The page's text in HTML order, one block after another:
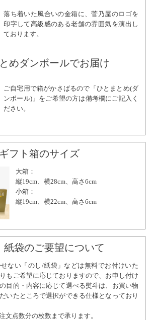
落ち着いた風合いの金箱に、菅乃屋のロゴを
印字して高級感のある老舗の雰囲気を演出し
ております。
めダンボールでお届け
ご自宅用で箱がかさばるので「ひとまとめ(ダ
ンボール)」をご希望の方は備考欄にご記入く
ださい。
ギフト箱のサイズ
大箱：
縦19cm、横28cm、高さ6cm
小箱：
縦19cm、横22cm、高さ6cm
紙袋のご要望について
ない「のし/紙袋」などは無料でお付けいた
もご希望に応じておりますので、お申し付け
目的・内容に応じて選べる熨斗は、お買い物
いたところで選択ができる仕様となっており
文点数分の枚数まで承ります。